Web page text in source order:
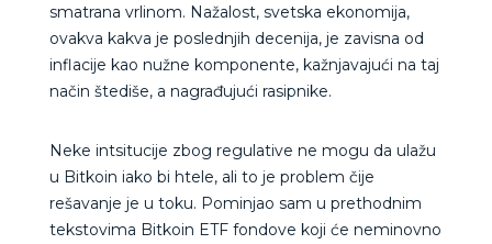
smatrana vrlinom. Nažalost, svetska ekonomija,
ovakva kakva je poslednjih decenija, je zavisna od
inflacije kao nužne komponente, kažnjavajući na taj
način štediše, a nagrađujući rasipnike.
Neke intsitucije zbog regulative ne mogu da ulažu
u Bitkoin iako bi htele, ali to je problem čije
rešavanje je u toku. Pominjao sam u prethodnim
tekstovima Bitkoin ETF fondove koji će neminovno